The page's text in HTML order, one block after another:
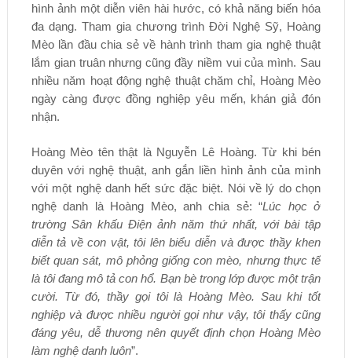
hình ảnh một diễn viên hài hước, có khả năng biến hóa
đa dạng. Tham gia chương trình Đời Nghệ Sỹ, Hoàng
Mèo lần đầu chia sẻ về hành trình tham gia nghệ thuật
lắm gian truân nhưng cũng đầy niềm vui của mình. Sau
nhiều năm hoạt động nghệ thuật chăm chỉ, Hoàng Mèo
ngày càng được đồng nghiệp yêu mến, khán giả đón
nhận.
Hoàng Mèo tên thật là Nguyễn Lê Hoàng. Từ khi bén
duyên với nghệ thuật, anh gắn liền hình ảnh của mình
với một nghệ danh hết sức đặc biệt. Nói về lý do chọn
nghệ danh là Hoàng Mèo, anh chia sẻ: “Lúc học ở
trường Sân khấu Điện ảnh năm thứ nhất, với bài tập
diễn tả về con vật, tôi lên biểu diễn và được thầy khen
biết quan sát, mô phỏng giống con mèo, nhưng thực tế
là tôi đang mô tả con hổ. Bạn bè trong lớp được một trận
cười. Từ đó, thầy gọi tôi là Hoàng Mèo. Sau khi tốt
nghiệp và được nhiều người gọi như vậy, tôi thấy cũng
đáng yêu, dễ thương nên quyết định chọn Hoàng Mèo
làm nghệ danh luôn”.